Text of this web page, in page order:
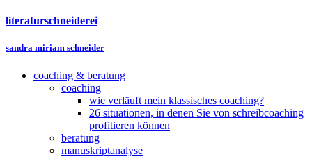
literaturschneiderei
sandra miriam schneider
coaching & beratung
coaching
wie verläuft mein klassisches coaching?
26 situationen, in denen Sie von schreibcoaching
profitieren können
beratung
manuskriptanalyse